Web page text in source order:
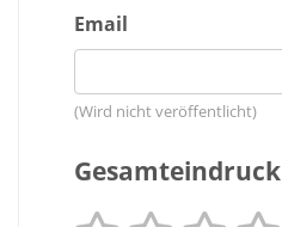
Email
(Wird nicht veröffentlicht)
Gesamteindruck